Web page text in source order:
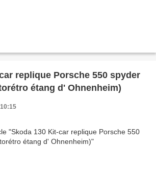
replique Porsche 550 spyder
étang d' Ohnenheim)